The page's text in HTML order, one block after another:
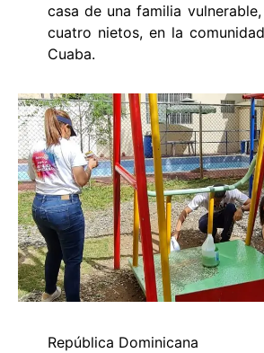
casa de una familia
cuatro nietos, en la
Cuaba.
República Dominicana